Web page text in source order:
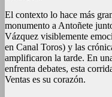
El contexto lo hace más
monumento a Antoñete
Vázquez visiblemente
en Canal Toros) y las
amplificaron la tarde. En
enfrenta debates, esta
Ventas es su corazón.